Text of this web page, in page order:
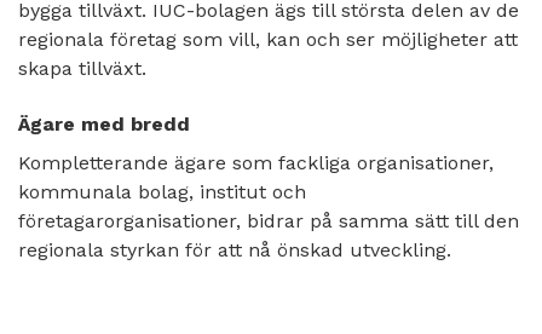
bygga tillväxt. IUC-bolagen ägs till största delen av de
regionala företag som vill, kan och ser möjligheter att
skapa tillväxt.
Ägare med bredd
Kompletterande ägare som fackliga organisationer,
kommunala bolag, institut och
företagarorganisationer, bidrar på samma sätt till den
regionala styrkan för att nå önskad utveckling.